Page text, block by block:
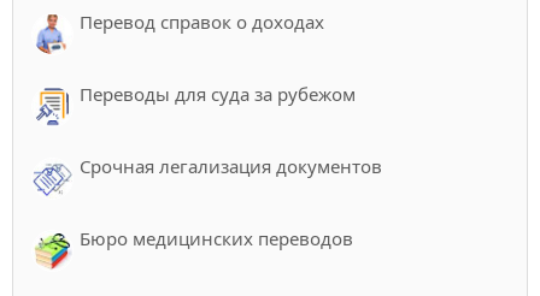
Перевод справок о доходах
Переводы для суда за рубежом
Срочная легализация документов
Бюро медицинских переводов